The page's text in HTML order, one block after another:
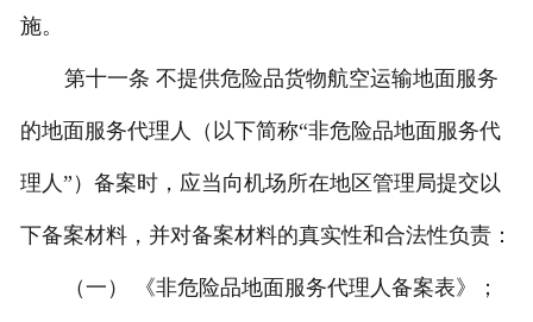
施。
第十一条 不提供危险品货物航空运输地面服务
的地面服务代理人（以下简称“非危险品地面服务代
理人”）备案时，应当向机场所在地区管理局提交以
下备案材料，并对备案材料的真实性和合法性负责：
（一） 《非危险品地面服务代理人备案表》；